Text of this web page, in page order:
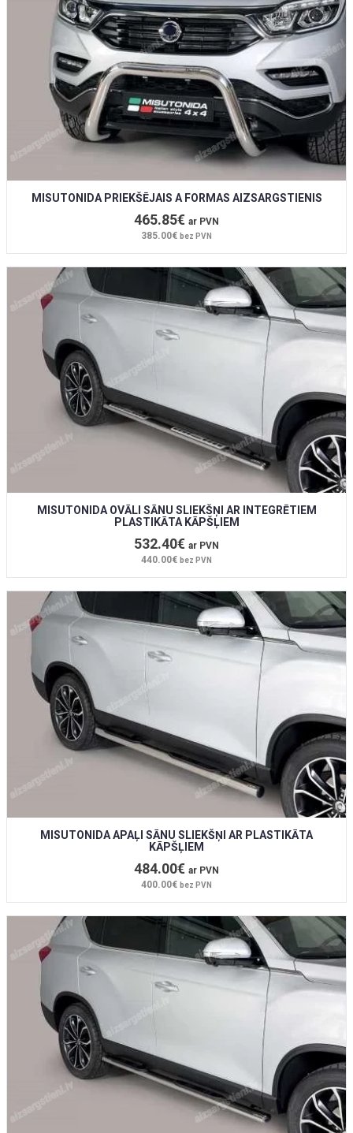
MISUTONIDA PRIEKŠĒJAIS A FORMAS AIZSARGSTIENIS
465.85€ ar PVN
385.00€ bez PVN
MISUTONIDA OVĀLI SĀNU SLIEKŠŅI AR INTEGRĒTIEM
PLASTIKĀTA KĀPŠĻIEM
532.40€ ar PVN
440.00€ bez PVN
MISUTONIDA APAĻI SĀNU SLIEKŠŅI AR PLASTIKĀTA
KĀPŠĻIEM
484.00€ ar PVN
400.00€ bez PVN